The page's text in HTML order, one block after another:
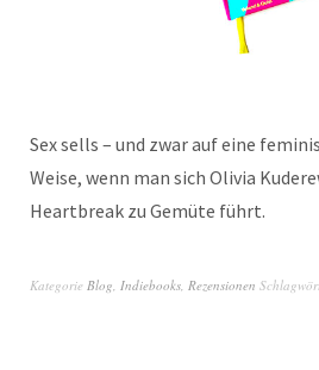
Sex sells – und zwar auf eine
Weise, wenn man sich Olivia
Heartbreak zu Gemüte führt.
Kategorie Blog Indiebooks Rezensionen